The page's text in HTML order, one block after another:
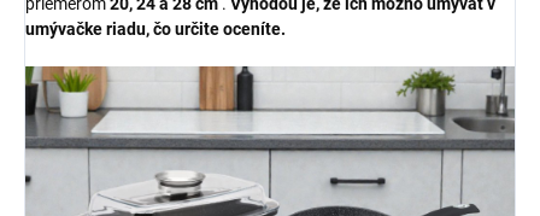
umývačke riadu, čo určite oceníte.